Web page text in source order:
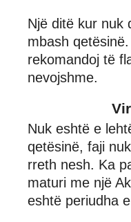
Një ditë kur nuk
mbash
rekomandoj të
nevojshme.
Nuk eshtë e
qetësinë, faji
rreth nesh. Ka
maturi me një
eshtë periudha